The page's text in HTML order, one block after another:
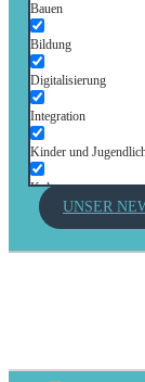
Bauen
Bildung
Digitalisierung
Integration
Kinder und
Kultur
Mobilität
Stadtentwicklung
UNSER